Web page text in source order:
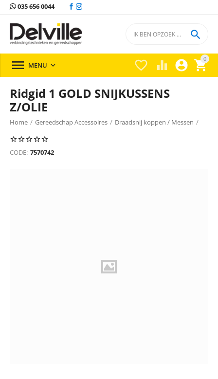
035 656 0044
0


 

 MENU 
Ridgid 1 GOLD SNIJKUSSENS
Z/OLIE
Home / Gereedschap Accessoires / Draadsnij koppen / Messen /
Draadsnij koppen / messen Ridgid
CODE: 7570742